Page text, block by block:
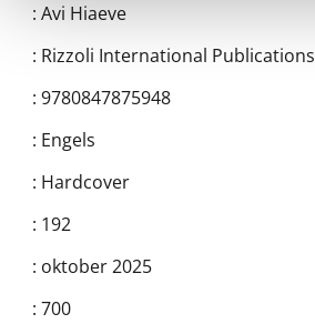
: Avi Hiaeve
: Rizzoli International Publications
: 9780847875948
: Engels
: Hardcover
: 192
: oktober 2025
: 700